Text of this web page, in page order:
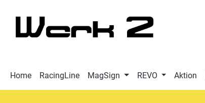
Home RacingLine MagSign REVO Aktion